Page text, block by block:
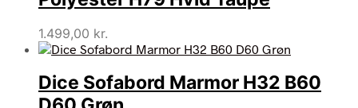
1.499,00 kr.
Dice Sofabord Marmor H32 B60